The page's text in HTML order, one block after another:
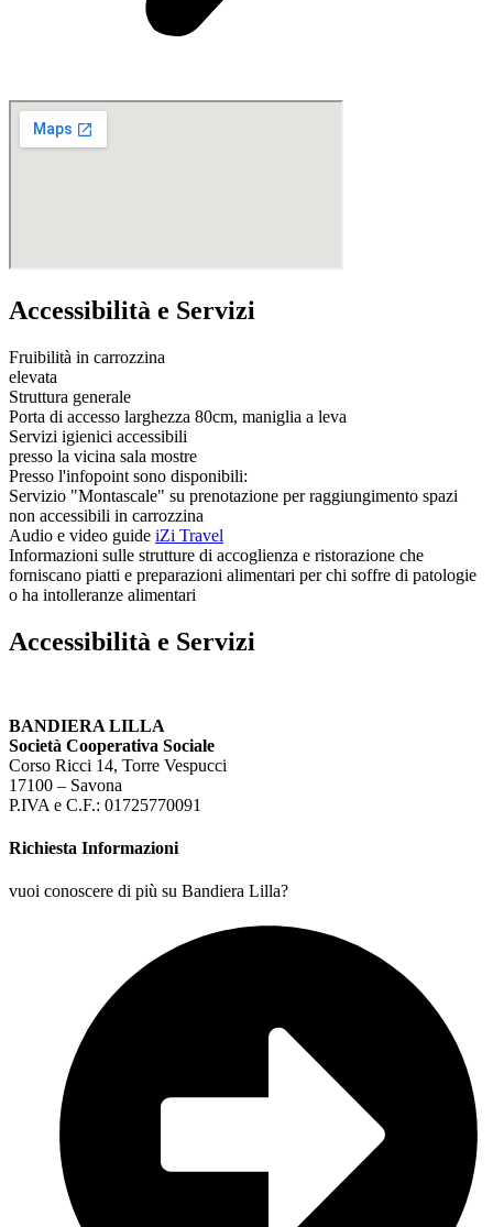
Accessibilità e Servizi
Fruibilità in carrozzina
elevata
Struttura generale
Porta di accesso larghezza 80cm, maniglia a leva
Servizi igienici accessibili
presso la vicina sala mostre
Presso l'infopoint sono disponibili:
Servizio "Montascale" su prenotazione per raggiungimento spazi
non accessibili in carrozzina
Audio e video guide iZi Travel
Informazioni sulle strutture di accoglienza e ristorazione che
forniscano piatti e preparazioni alimentari per chi soffre di patologie
o ha intolleranze alimentari
Accessibilità e Servizi
BANDIERA LILLA
Società Cooperativa Sociale
Corso Ricci 14, Torre Vespucci
17100 – Savona
P.IVA e C.F.: 01725770091
Richiesta Informazioni
vuoi conoscere di più su Bandiera Lilla?